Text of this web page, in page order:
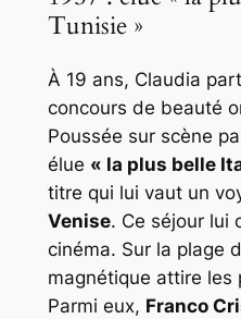
Tunisie »
À 19 ans, Claudia
concours de beauté
Poussée sur scène
élue « la plus belle
titre qui lui vaut un
Venise. Ce séjour lui
cinéma. Sur la plage
magnétique attire les
Parmi eux, Franco